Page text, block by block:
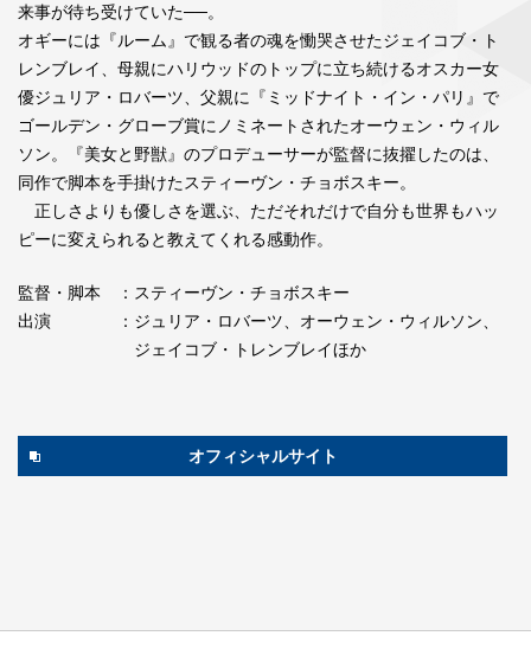
来事が待ち受けていた──。
オギーには『ルーム』で観る者の魂を慟哭させたジェイコブ・ト
レンブレイ、母親にハリウッドのトップに立ち続けるオスカー女
優ジュリア・ロバーツ、父親に『ミッドナイト・イン・パリ』で
ゴールデン・グローブ賞にノミネートされたオーウェン・ウィル
ソン。『美女と野獣』のプロデューサーが監督に抜擢したのは、
同作で脚本を手掛けたスティーヴン・チョボスキー。
正しさよりも優しさを選ぶ、ただそれだけで自分も世界もハッ
ピーに変えられると教えてくれる感動作。
監督・脚本
：スティーヴン・チョボスキー
出演
：ジュリア・ロバーツ、オーウェン・ウィルソン、
ジェイコブ・トレンブレイほか
オフィシャルサイト